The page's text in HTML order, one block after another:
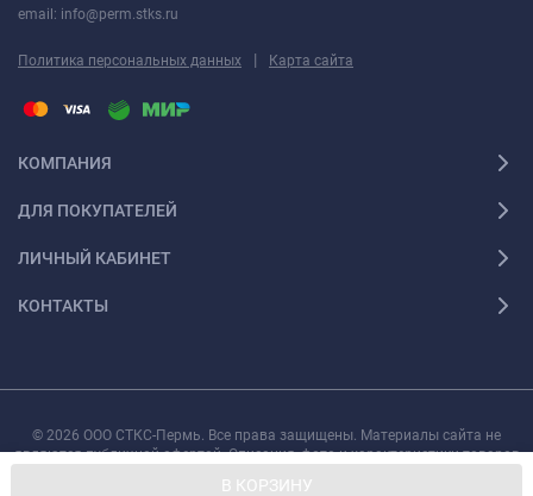
В КОРЗИНУ
email: info@perm.stks.ru
Политика персональных данных | Карта сайта
КОМПАНИЯ
ДЛЯ ПОКУПАТЕЛЕЙ
ЛИЧНЫЙ КАБИНЕТ
КОНТАКТЫ
© 2026 ООО СТКС-Пермь. Все права защищены. Материалы сайта не
являются публичной офертой. Описания, фото и характеристики товаров